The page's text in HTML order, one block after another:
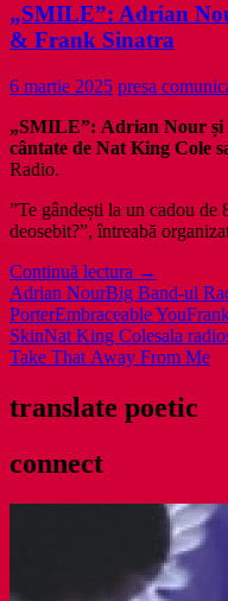
„SMILE”: Adrian
& Frank Sinatra
6 martie 2025 presa
„SMILE”: Adrian Nour și
cântate de Nat King Cole
Radio.
”Te gândești la un cadou de
deosebit?”, întreabă
Continuă lectura „SMILE”:
Adrian
Nour
în
dialog
King
Sinatra
→
Adrian NourBig Band-ul
PorterEmbraceable You
SkinNat King Colesala radio
Take That Away From Me
translate poetic
connect